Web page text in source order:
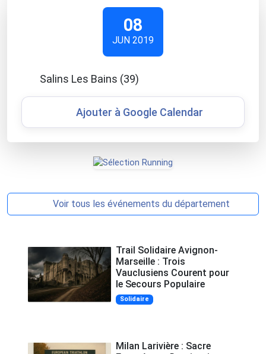
08
JUN 2019
Salins Les Bains (39)
Ajouter à Google Calendar
Voir tous les événements du département
Trail Solidaire Avignon-
Marseille : Trois
Vauclusiens Courent pour
le Secours Populaire
Solidaire
Milan Larivière : Sacre